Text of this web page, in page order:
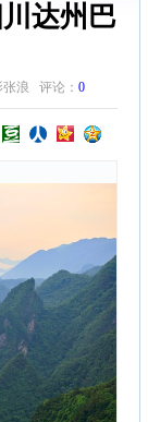
达州巴
张浪 评论： 0